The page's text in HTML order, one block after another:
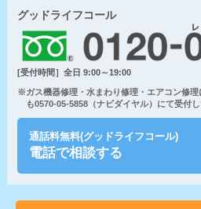
グッドライフコール
[受付時間］全日 9:00～19:00
※ガス機器修理・水まわり修理・エアコン修理
も0570-05-5858（ナビダイヤル）にて受付し
通話料無料(グッドライフコール)
電話で相談する